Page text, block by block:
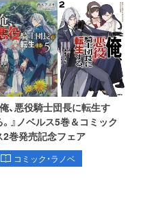
俺、悪役騎士団長に転生す
。』ノベルス5巻＆コミック
2巻発売記念フェア
コミック・ラノベ